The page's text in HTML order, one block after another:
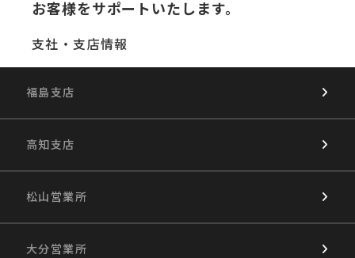
お客様をサポートいたします。
支社・支店情報
福島支店
高知支店
松山営業所
大分営業所